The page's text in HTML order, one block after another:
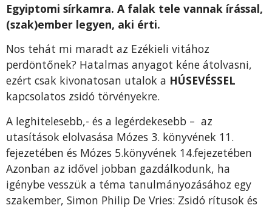
Egyiptomi sírkamra. A falak tele vannak írással,
(szak)ember legyen, aki érti.
Nos tehát mi maradt az Ezékieli vitához
perdöntőnek? Hatalmas anyagot kéne átolvasni,
ezért csak kivonatosan utalok a HÚSEVÉSSEL
kapcsolatos zsidó törvényekre.
A leghitelesebb,- és a legérdekesebb – az
utasítások elolvasása Mózes 3. könyvének 11.
fejezetében és Mózes 5.könyvének 14.fejezetében
Azonban az idővel jobban gazdálkodunk, ha
igénybe vesszük a téma tanulmányozásához egy
szakember, Simon Philip De Vries: Zsidó rítusok és